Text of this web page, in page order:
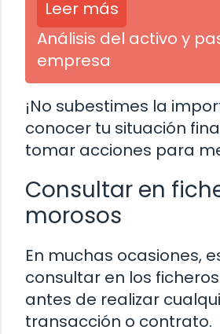
Leer más
Análisis del activo y
empresa
¡No subestimes la
conocer tu situación
tomar acciones para
Consultar en
morosos
En muchas ocasiones,
consultar en los
antes de realizar
transacción o contrato.